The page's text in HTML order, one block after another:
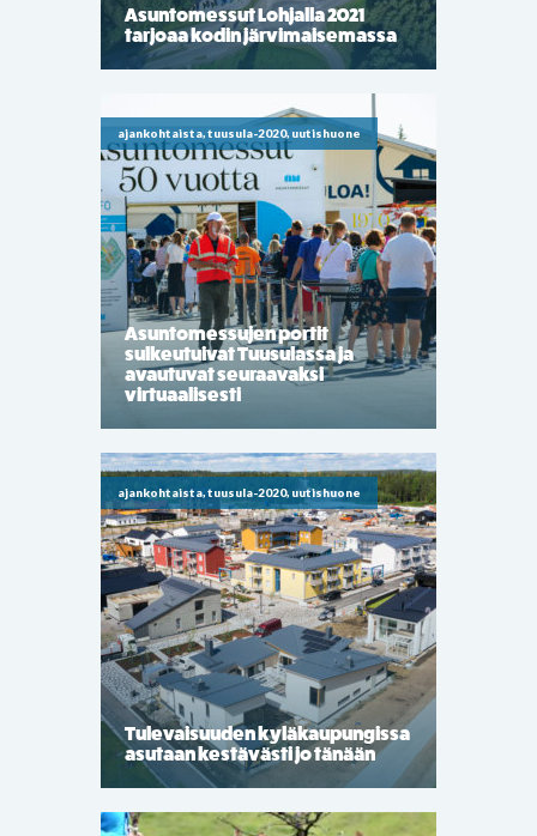
Asuntomessut Lohjalla 2021
tarjoaa kodin järvimaisemassa
ajankohtaista, tuusula-2020, uutishuone
Asuntomessujen portit
sulkeutuivat Tuusulassa ja
avautuvat seuraavaksi
virtuaalisesti
ajankohtaista, tuusula-2020, uutishuone
Tulevaisuuden kyläkaupungissa
asutaan kestävästi jo tänään